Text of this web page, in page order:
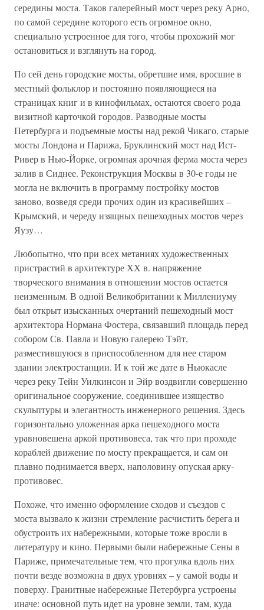
середины моста. Таков галерейный мост через реку Арно,
по самой середине которого есть огромное окно,
специально устроенное для того, чтобы прохожий мог
остановиться и взглянуть на город.
По сей день городские мосты, обретшие имя, вросшие в
местный фольклор и постоянно появляющиеся на
страницах книг и в кинофильмах, остаются своего рода
визитной карточкой городов. Разводные мосты
Петербурга и подъемные мосты над рекой Чикаго, старые
мосты Лондона и Парижа, Бруклинский мост над Ист-
Ривер в Нью-Йорке, огромная арочная ферма моста через
залив в Сиднее. Реконструкция Москвы в 30-е годы не
могла не включить в программу постройку мостов
заново, возведя среди прочих один из красивейших –
Крымский, и череду изящных пешеходных мостов через
Яузу…
Любопытно, что при всех метаниях художественных
пристрастий в архитектуре ХХ в. напряжение
творческого внимания в отношении мостов остается
неизменным. В одной Великобритании к Миллениуму
был открыт изысканных очертаний пешеходный мост
архитектора Нормана Фостера, связавший площадь перед
собором Св. Павла и Новую галерею Тэйт,
разместившуюся в приспособленном для нее старом
здании электростанции. И к той же дате в Ньюкасле
через реку Тейн Уилкинсон и Эйр воздвигли совершенно
оригинальное сооружение, соединившее изящество
скульптуры и элегантность инженерного решения. Здесь
горизонтально уложенная арка пешеходного моста
уравновешена аркой противовеса, так что при проходе
кораблей движение по мосту прекращается, и сам он
плавно поднимается вверх, наполовину опуская арку-
противовес.
Похоже, что именно оформление сходов и съездов с
моста вызвало к жизни стремление расчистить берега и
обустроить их набережными, которые тоже вросли в
литературу и кино. Первыми были набережные Сены в
Париже, примечательные тем, что прогулка вдоль них
почти везде возможна в двух уровнях – у самой воды и
поверху. Гранитные набережные Петербурга устроены
иначе: основной путь идет на уровне земли, там, куда